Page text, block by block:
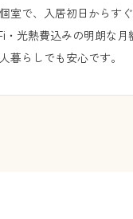
室で、入居初日からす
光熱費込みの明朗な月
暮らしでも安心です。